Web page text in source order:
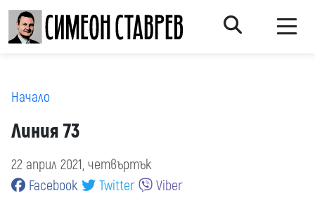
Начало
Линия 73
22 април 2021, четвъртък
Facebook
Twitter Viber